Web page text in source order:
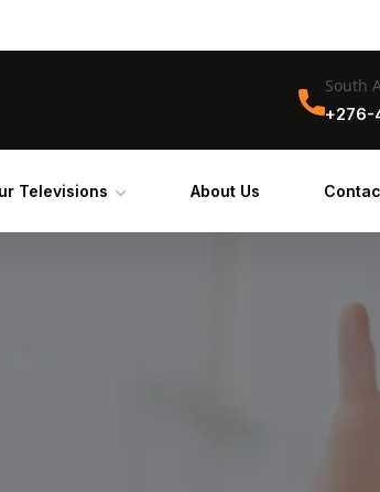
South
+276-
Televisions About Us